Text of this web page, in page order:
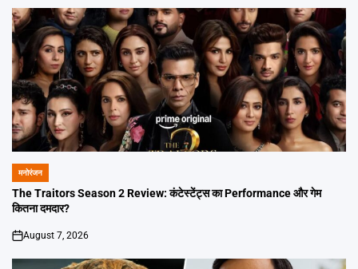
POSTED
IN
मनोरंजन
The Traitors Season 2 Review: कंटेस्टेंट्स का Performance और गेम
कितना दमदार?
on
August 7, 2026